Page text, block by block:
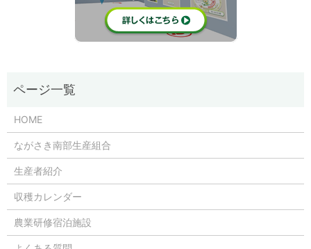
HOME
ながさき南部生産組合
生産者紹介
収穫カレンダー
農業研修宿泊施設